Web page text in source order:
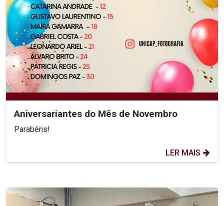
Aniversariantes do Mês de Novembro
Parabéns!
LER MAIS